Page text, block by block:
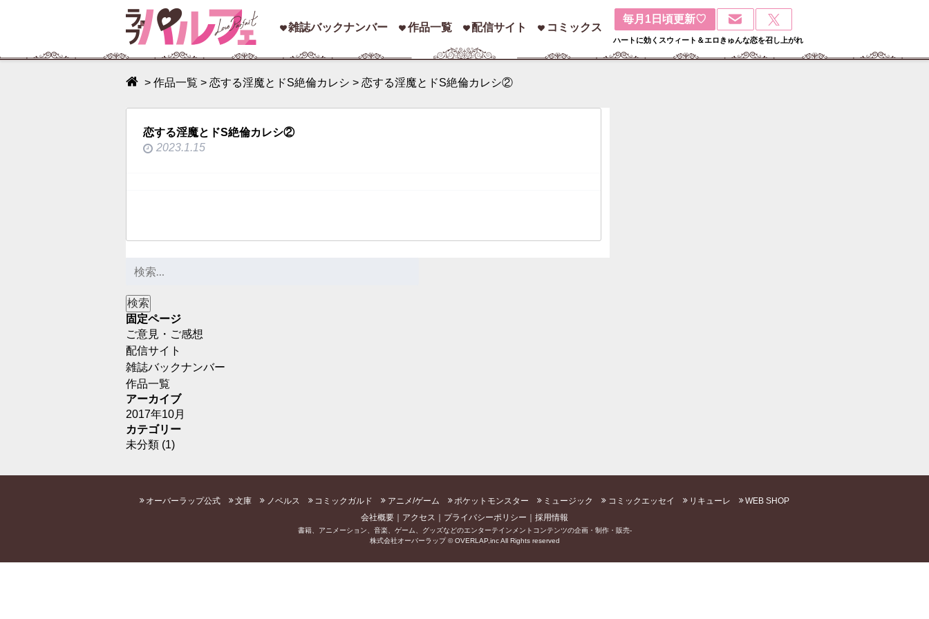
雑誌バックナンバー 作品一覧 配信サイト コミックス
毎月1日頃更新♡
ハートに効くスウィート＆エロきゅんな恋を召し上がれ
> 作品一覧 > 恋する淫魔とドS絶倫カレシ > 恋する淫魔とドS絶倫カレシ②
恋する淫魔とドS絶倫カレシ②
2023.1.15
固定ページ
ご意見・ご感想
配信サイト
雑誌バックナンバー
作品一覧
アーカイブ
2017年10月
カテゴリー
未分類 (1)
オーバーラップ公式 文庫 ノベルス コミックガルド アニメ/ゲーム ポケットモンスター ミュージック コミックエッセイ リキューレ
WEB SHOP
会社概要
アクセス プライバシーポリシー 採用情報
書籍、アニメーション、音楽、ゲーム、グッズなどのエンターテインメントコンテンツの企画・制作・販売-
株式会社オーバーラップ © OVERLAP,inc All Rights reserved